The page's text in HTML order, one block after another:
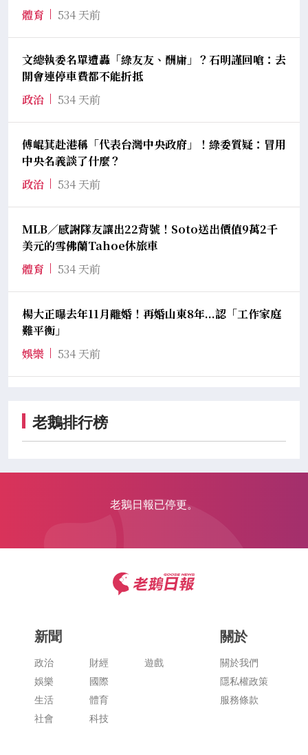
體育
534 天前
文總執委名單遭轟「綠友友、酬庸」？石明謹回嗆：去
開會連停車費都不能折抵
政治
534 天前
傅崐萁赴港稱「代表台灣中央政府」！綠委質疑：冒用
中央名義談了什麼？
政治
534 天前
MLB／感謝隊友讓出22背號！Soto送出價值9萬2千
美元的雪佛蘭Tahoe休旅車
體育
534 天前
楊大正曝去年11月離婚！再婚山東8年...認「工作家庭
難平衡」
娛樂
534 天前
老鵝排行榜
老鵝日報已停更。
新聞
政治
娛樂
生活
社會
財經
國際
體育
科技
遊戲
關於
關於我們
隱私權政策
服務條款